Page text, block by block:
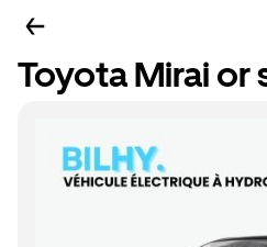
Toyota Mirai or